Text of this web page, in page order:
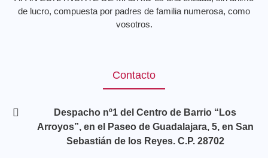
de lucro, compuesta por padres de familia numerosa, como
vosotros.
Contacto
Despacho nº1 del Centro de Barrio “Los
Arroyos”, en el Paseo de Guadalajara, 5, en San
Sebastián de los Reyes. C.P. 28702